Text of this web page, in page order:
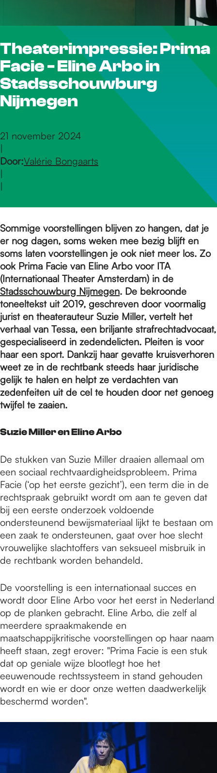
r
d
e
e
p
a
g
e
Theaterimpressie: Prima
Facie - Eline Arbo in
Stadsschouwburg
Nijmegen
21 november 2024
|
Door:Valérie Bongaarts
|
|
Sommige voorstellingen blijven zo hangen, dat je
er nog dagen, soms weken mee bezig blijft en
soms laten voorstellingen je ook niet meer los. Zo
ook Prima Facie van Eline Arbo voor ITA
(Internationaal Theater Amsterdam) in de
Stadsschouwburg Nijmegen. De bekroonde
toneeltekst uit 2019, geschreven door voormalig
jurist en theaterauteur Suzie Miller, vertelt het
verhaal van Tessa, een briljante strafrechtadvocaat,
gespecialiseerd in zedendelicten. Pleiten is voor
haar een sport. Dankzij haar gevatte kruisverhoren
weet ze in de rechtbank steeds haar juridische
gelijk te halen en helpt ze verdachten van
zedenfeiten uit de cel te houden door net genoeg
twijfel te zaaien.
Suzie Miller en Eline Arbo
De stukken van Suzie Miller draaien allemaal om
een sociaal rechtvaardigheidsprobleem. Prima
Facie (‘op het eerste gezicht’), een term die in de
rechtspraak gebruikt wordt om aan te geven dat
bij een eerste onderzoek voldoende
ondersteunend bewijsmateriaal lijkt te bestaan om
een zaak te ondersteunen, gaat over hoe slecht
vrouwelijke slachtoffers van seksueel misbruik in
de rechtbank worden behandeld.
De voorstelling is een internationaal succes en
wordt door Eline Arbo voor het eerst in Nederland
op de planken gebracht. Eline Arbo, die zelf al
meerdere spraakmakende en
maatschappijkritische voorstellingen op haar naam
heeft staan, zegt erover: "Prima Facie is een stuk
dat op geniale wijze blootlegt hoe het
eeuwenoude rechtssysteem in stand gehouden
wordt en wie er door onze wetten daadwerkelijk
beschermd worden".